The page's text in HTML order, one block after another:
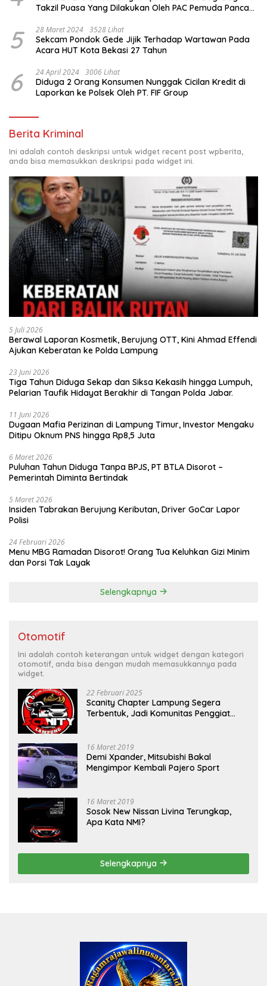
Takzil Puasa Yang Dilakukan Oleh PAC Pemuda Panca
Meriah Kabupaten Aceh Singkil
5 28 Maret 2024 3528 Lihat
Sekcam Pondok Gede Jijik Terhadap Wartawan Pada
Acara HUT Kota Bekasi 27 Tahun
6 24 April 2024 3006 Lihat
Diduga 2 Orang Konsumen Nunggak Cicilan Kredit di
Laporkan ke Polsek Oleh PT. FIF Group
Berita Kriminal
Ini adalah contoh deskripsi untuk widget recent post wpberita,
anda bisa memasukkan deskripsi pada widget ini.
5 Juli 2026
Berawal Laporan Kosmetik, Berujung OTT, Kini Ahmad Effendi
Ajukan Keberatan ke Polda Lampung
23 Juni 2026
Tiga Tahun Diduga Sekap dan Siksa Kekasih hingga Lumpuh,
Pelarian Taufik Hidayat Berakhir di Tangan Polda Jabar.
11 Juni 2026
Dugaan Mafia Perizinan di Lampung Timur, Investor Mengaku
Ditipu Oknum PNS hingga Rp8,5 Juta
6 Maret 2026
Puluhan Tahun Diduga Tanpa BPJS, PT BTLA Disorot –
Pemerintah Diminta Bertindak
5 Maret 2026
Insiden Tabrakan Berujung Keributan, Driver GoCar Lapor
Polisi
24 Februari 2026
Menu MBG Ramadan Disorot! Orang Tua Keluhkan Gizi Minim
dan Porsi Tak Layak
Selengkapnya
Otomotif
Ini adalah contoh keterangan untuk widget dengan kategori
otomotif, anda bisa dengan mudah memasukkannya pada
widget.
22 Februari 2025
Scanity Chapter Lampung Segera
Terbentuk, Jadi Komunitas Penggiat
16 Maret 2019
Demi Xpander, Mitsubishi Bakal
Mengimpor Kembali Pajero Sport
16 Maret 2019
Sosok New Nissan Livina Terungkap,
Apa Kata NMI?
Selengkapnya